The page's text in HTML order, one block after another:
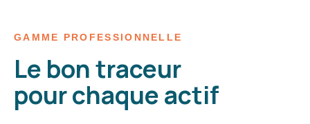
GAMME PROFESSIONNELLE
Le bon traceur
pour chaque actif